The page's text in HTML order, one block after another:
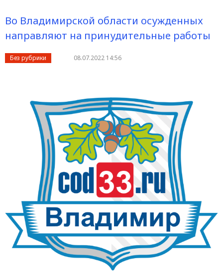
Во Владимирской области осужденных
направляют на принудительные работы
Без рубрики 08.07.2022 14:56